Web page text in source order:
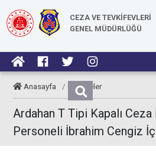
CEZA VE TEVKİFEVLERİ
GENEL MÜDÜRLÜĞÜ
Anasayfa / Taziyeler
Ardahan T Tipi Kapalı
Personeli İbrahim Cengiz